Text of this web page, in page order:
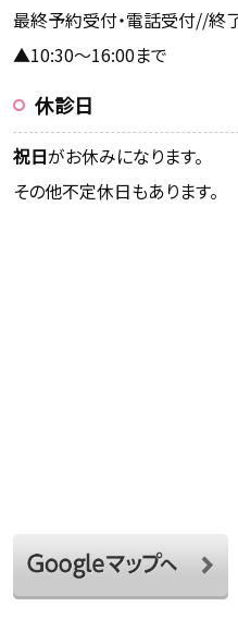
最終予約受付・電話受付//終
▲10:30～16:00まで
休診日
祝日がお休みになります。
その他不定休日もあります。